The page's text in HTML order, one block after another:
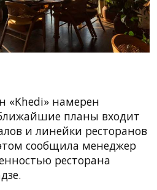
«Khedi» намерен
планы входит
и линейки ресторанов
сообщила менеджер
ресторана